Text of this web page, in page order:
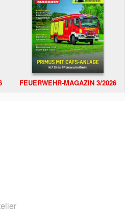
FEUERWEHR-MAGAZIN 3/2026